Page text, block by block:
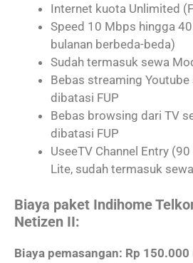
Internet kuota Unlimited
Speed 10 Mbps hingga
bulanan berbeda-beda)
Sudah termasuk sewa
Bebas streaming
dibatasi FUP
Bebas browsing dari TV
dibatasi FUP
UseeTV Channel Entry
Lite, sudah termasuk
Biaya paket Indihome
Netizen II:
Biaya pemasangan: Rp